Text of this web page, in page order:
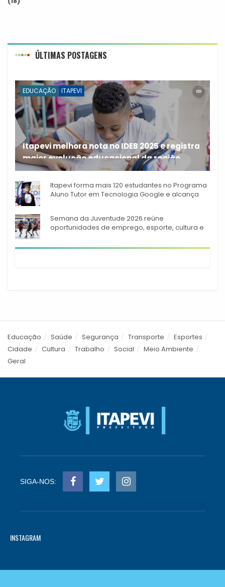
ÚLTIMAS POSTAGENS
EDUCAÇÃO ITAPEVI
Itapevi melhora nota no IDEB 2025 e registra
maior evolução educacional da região
A rede municipal de ensino
Itapevi forma mais 120 estudantes no Programa
Aluno Tutor em Tecnologia Google e alcança
Semana da Juventude 2026 reúne
oportunidades de emprego, esporte, cultura e
Educação Saúde Segurança Transporte
Esportes
Cidade
Cultura Trabalho Social
Meio Ambiente
Geral
SIGA-NOS:
INSTAGRAM